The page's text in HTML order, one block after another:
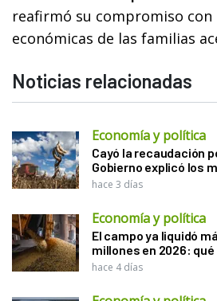
reafirmó su compromiso con
económicas de las familias
Noticias relacionadas
Economía y política
Cayó la recaudación
Gobierno explicó los
hace 3 días
Economía y política
El campo ya liquidó
millones en 2026:
hace 4 días